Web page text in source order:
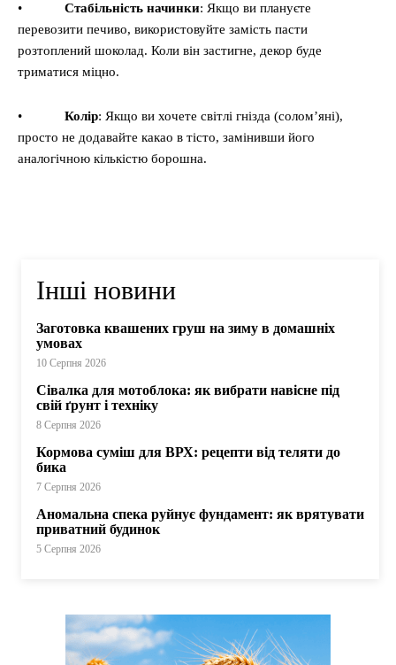
• Стабільність начинки: Якщо ви плануєте
перевозити печиво, використовуйте замість пасти
розтоплений шоколад. Коли він застигне, декор буде
триматися міцно.
• Колір: Якщо ви хочете світлі гнізда (солом’яні),
просто не додавайте какао в тісто, замінивши його
аналогічною кількістю борошна.
Інші новини
Заготовка квашених груш на зиму в домашніх
умовах
10 Серпня 2026
Сівалка для мотоблока: як вибрати навісне під
свій ґрунт і техніку
8 Серпня 2026
Кормова суміш для ВРХ: рецепти від теляти до
бика
7 Серпня 2026
Аномальна спека руйнує фундамент: як врятувати
приватний будинок
5 Серпня 2026